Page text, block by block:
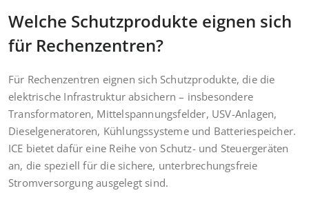
Welche Schutzprodukte eignen sich
für Rechenzentren?
Für Rechenzentren eignen sich Schutzprodukte, die die
elektrische Infrastruktur absichern – insbesondere
Transformatoren, Mittelspannungsfelder, USV-Anlagen,
Dieselgeneratoren, Kühlungssysteme und Batteriespeicher.
ICE bietet dafür eine Reihe von Schutz- und Steuergeräten
an, die speziell für die sichere, unterbrechungsfreie
Stromversorgung ausgelegt sind.